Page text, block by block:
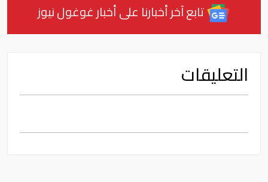
تابع آخر أخبارنا على أخبار غوغول نيوز
التعليقات